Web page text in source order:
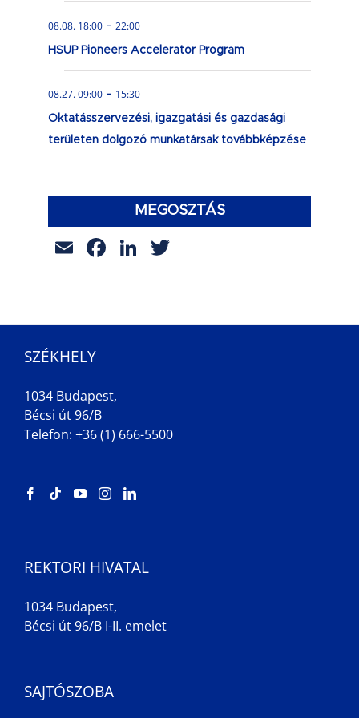
08.08. 18:00 - 22:00
HSUP Pioneers Accelerator Program
08.27. 09:00 - 15:30
Oktatásszervezési, igazgatási és gazdasági
területen dolgozó munkatársak továbbképzése
MEGOSZTÁS
EmailFacebook
LinkedIn
SZÉKHELY
1034 Budapest,
Bécsi út 96/B
Telefon: +36 (1) 666-5500
REKTORI HIVATAL
1034 Budapest,
Bécsi út 96/B I-II. emelet
SAJTÓSZOBA